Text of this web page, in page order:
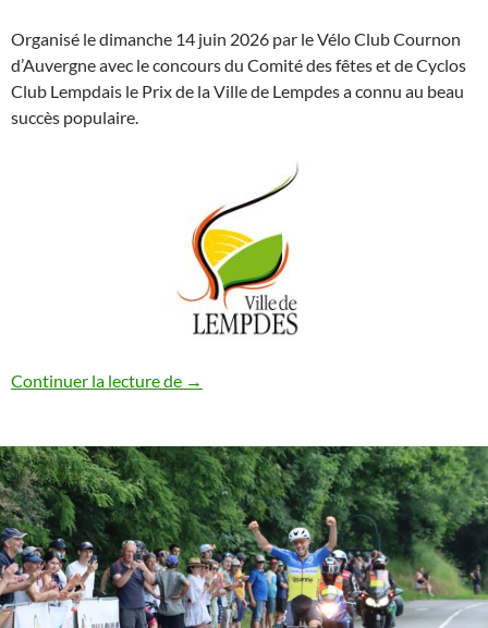
Organisé le dimanche 14 juin 2026 par le Vélo Club Cournon
d’Auvergne avec le concours du Comité des fêtes et de Cyclos
Club Lempdais le Prix de la Ville de Lempdes a connu au beau
succès populaire.
Continuer la lecture de Les Cournonnais en évidence au Prix de
→